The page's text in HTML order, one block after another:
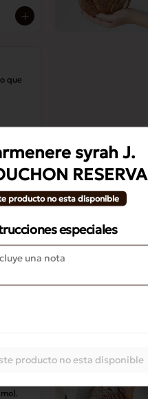
que
de
syrah J.
RESERVA
producto no esta disponible
especiales
producto no esta disponible